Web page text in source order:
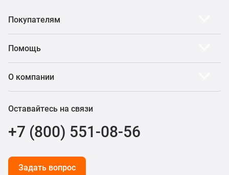
Покупателям
Помощь
О компании
Оставайтесь на связи
+7 (800) 551-08-56
Задать вопрос